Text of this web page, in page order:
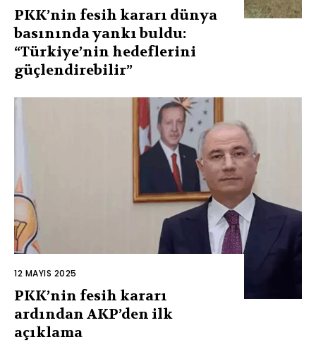
PKK’nin fesih kararı dünya
basınında yankı buldu:
“Türkiye’nin hedeflerini
güçlendirebilir”
12 MAYIS 2025
PKK’nin fesih kararı
ardından AKP’den ilk
açıklama